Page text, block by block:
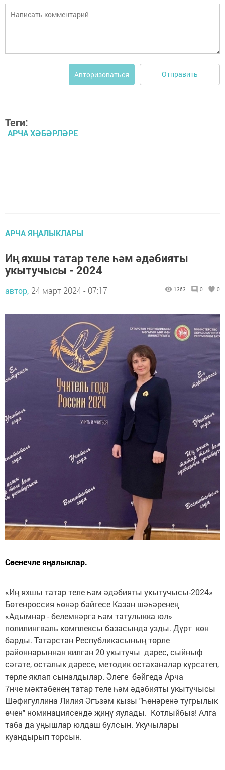
Авторизоваться Отправить
Теги:
АРЧА ХӘБӘРЛӘРЕ
АРЧА ЯҢАЛЫКЛАРЫ
Иң яхшы татар теле һәм әдәбияты
укытучысы - 2024
автор, 24 март 2024 - 07:17 1363 0 0
Сөенечле яңалыклар.
«Иң яхшы татар теле һәм әдәбияты укытучысы-2024»
Бөтенроссия һөнәр бәйгесе Казан шәһәренең
«Адымнар - белемнәргә һәм татулыкка юл»
полилингваль комплексы базасында узды. Дүрт көн
барды. Татарстан Республикасының төрле
районнарыннан килгән 20 укытучы дәрес, сыйныф
сәгате, осталык дәресе, методик остаханәләр күрсәтеп,
төрле яклап сыналдылар. Әлеге бәйгедә Арча
7нче мәктәбенең татар теле һәм әдәбияты укытучысы
Шәфигуллина Лилия Әгъзәм кызы "Һөнәренә тугрылык
өчен" номинациясендә җиңү яулады. Котлыйбыз! Алга
таба да уңышлар юлдаш булсын. Укучылары
куандырып торсын.